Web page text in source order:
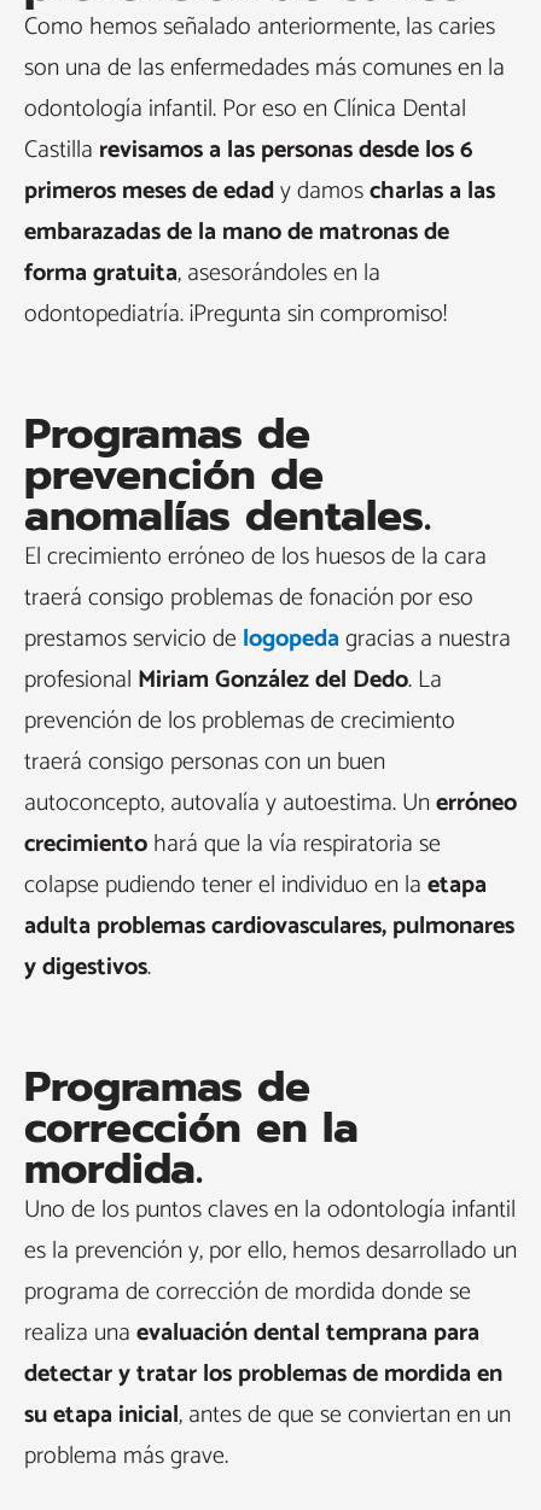
Como hemos señalado anteriormente, las caries
son una de las enfermedades más comunes en la
odontología infantil. Por eso en Clínica Dental
Castilla revisamos a las personas desde los 6
primeros meses de edady damoscharlas a las
embarazadas de la mano de matronas de
forma gratuita, asesorándoles en la
odontopediatría. ¡Pregunta sin compromiso!
Programas de
prevención de
anomalías dentales.
El crecimiento erróneo de los huesos de la cara
traerá consigo problemas de fonación por eso
prestamos servicio de logopedagracias a nuestra
profesional Miriam González del Dedo. La
prevención de los problemas de crecimiento
traerá consigo personas con un buen
autoconcepto, autovalía y autoestima. Unerróneo
crecimientohará que la vía respiratoria se
colapse pudiendo tener el individuo en laetapa
adulta problemas cardiovasculares, pulmonares
y digestivos.
Programas de
corrección en la
mordida.
Uno de los puntos claves en la odontología infantil
es la prevención y, por ello, hemos desarrollado un
programa de corrección de mordida donde se
realiza unaevaluación dental temprana para
detectar y tratar los problemas de mordida en
su etapa inicial, antes de que se conviertan en un
problema más grave.